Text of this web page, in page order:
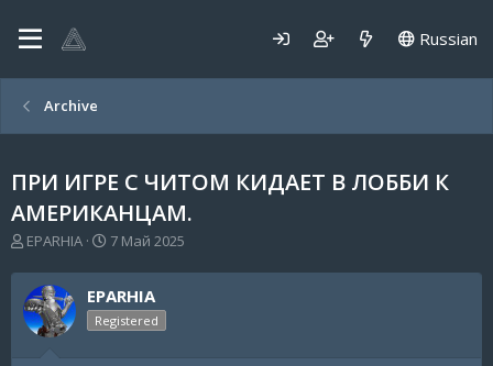
Russian
Archive
ПРИ ИГРЕ С ЧИТОМ КИДАЕТ В ЛОББИ К
АМЕРИКАНЦАМ.
А
т
о
р
т
EPARHIA
Д
т
а
н
7 Май 2025
EPARHIA
Registered